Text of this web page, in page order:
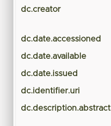
dc.creator
dc.date.accessioned
dc.date.available
dc.date.issued
dc.identifier.uri
dc.description.abstract